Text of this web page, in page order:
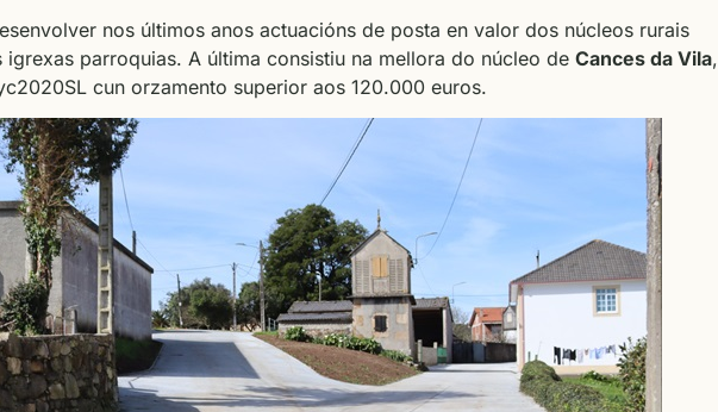
nos últimos anos actuacións de posta en valor dos núcleos rurais
parroquias. A última consistiu na mellora do núcleo de Cances da Vila,
cun orzamento superior aos 120.000 euros.